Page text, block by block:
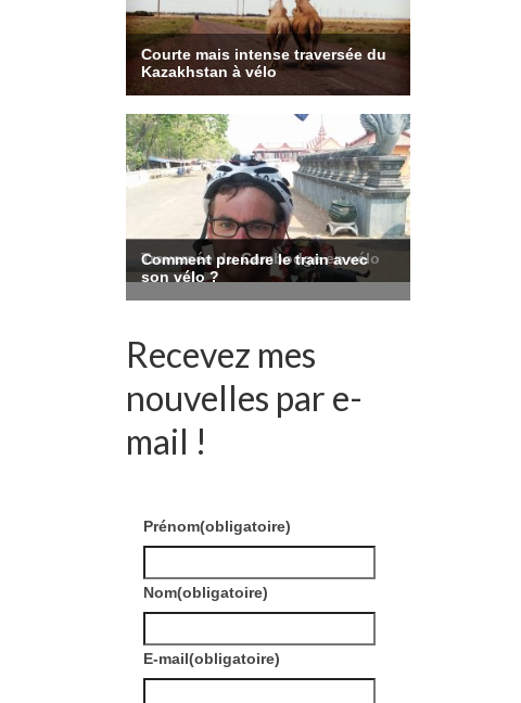
Recevez mes
nouvelles par e-
mail !
Prénom(obligatoire)
Nom(obligatoire)
E-mail(obligatoire)